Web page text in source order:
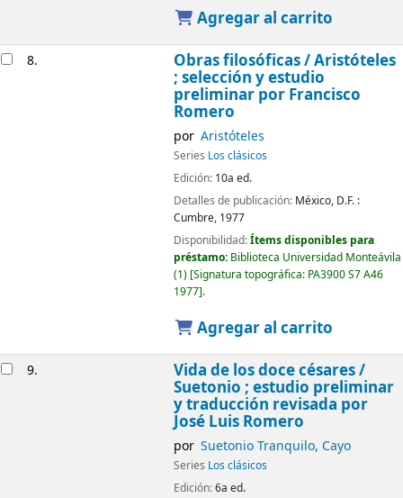
Agregar al carrito
8. Obras filosóficas /Aristóteles
; selección y estudio
preliminar por Francisco
Romero
por Aristóteles
Series Los clásicos
Edición: 10a ed.
Detalles de publicación: México, D.F. :
Cumbre, 1977
Disponibilidad:Ítems disponibles para
préstamo: Biblioteca Universidad Monteávila
(1) Signatura topográfica: PA3900 S7 A46
1977 .
Agregar al carrito
9. Vida de los doce césares /
Suetonio ; estudio preliminar
y traducción revisada por
José Luis Romero
por Suetonio Tranquilo, Cayo
Series Los clásicos
Edición:6a ed.